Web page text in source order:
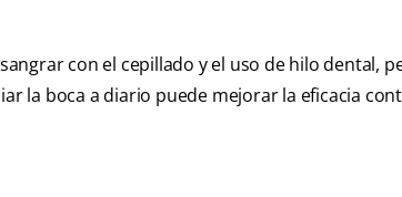
con el cepillado y el uso de hilo dental,
la boca a diario puede mejorar la eficacia